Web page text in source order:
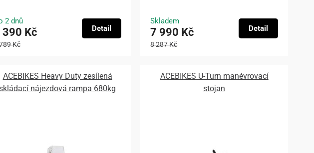
2 dnů
390 Kč
Kč
Detail
Skladem
7 990 Kč
8 287 Kč
Detail
ACEBIKES Heavy Duty zesílená
nájezdová rampa 680kg
ACEBIKES U-Turn manévrovací
stojan